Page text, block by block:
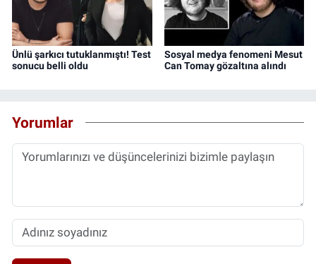
Ünlü şarkıcı tutuklanmıştı! Test
sonucu belli oldu
Sosyal medya fenomeni Mesut
Can Tomay gözaltına alındı
Yorumlar